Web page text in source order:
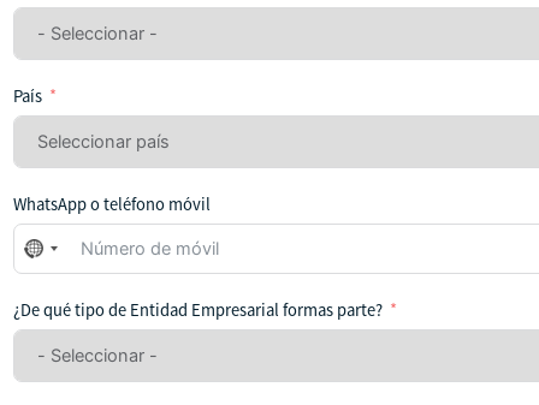
País
WhatsApp o teléfono móvil
No
se
seleccionado
ningún
¿De qué tipo de Entidad Empresarial formas parte?